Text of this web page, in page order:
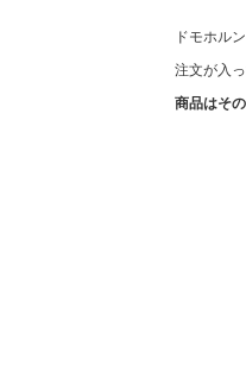
ドモホル
注文が入
商品はそ